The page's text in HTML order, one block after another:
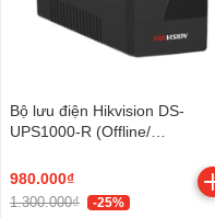
Bộ lưu điện Hikvision DS-
UPS1000-R (Offline/
980.000₫
1.300.000₫ -25%